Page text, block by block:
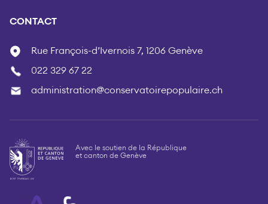
CONTACT
Rue François-d’Ivernois 7, 1206 Genève
022 329 67 22
administration@conservatoirepopulaire.ch
Avec le soutien de la République
et canton de Genève